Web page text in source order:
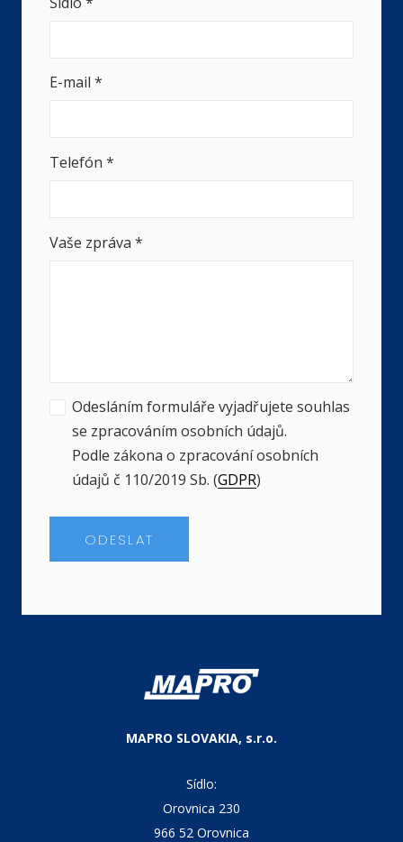
E-mail *
Telefón *
Vaše zpráva *
Odesláním formuláře vyjadřujete souhlas
se zpracováním osobních údajů.
Podle zákona o zpracování osobních
údajů č 110/2019 Sb. (GDPR)
ODESLAT
MAPRO SLOVAKIA, s.r.o.
Sídlo:
Orovnica 230
966 52 Orovnica